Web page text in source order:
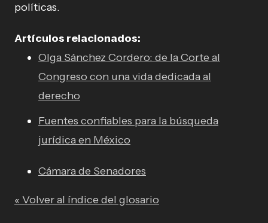
políticas.
Artículos relacionados:
Olga Sánchez Cordero: de la Corte al
Congreso con una vida dedicada al
derecho
Fuentes confiables para la búsqueda
jurídica en México
Cámara de Senadores
« Volver al índice del glosario